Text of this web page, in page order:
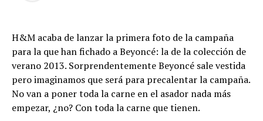
H&M acaba de lanzar la primera foto de la campaña
para la que han fichado a Beyoncé: la de la colección de
verano 2013. Sorprendentemente Beyoncé sale vestida
pero imaginamos que será para precalentar la campaña.
No van a poner toda la carne en el asador nada más
empezar, ¿no? Con toda la carne que tienen.